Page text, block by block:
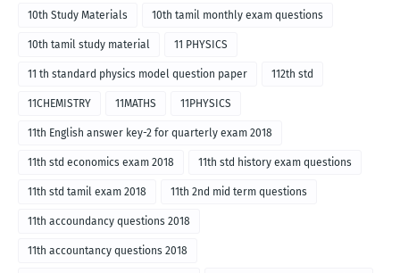
10th Study Materials 10th tamil monthly exam questions
10th tamil study material 11 PHYSICS
11 th standard physics model question paper 112th std
11CHEMISTRY 11MATHS 11PHYSICS
11th English answer key-2 for quarterly exam 2018
11th std economics exam 2018 11th std history exam questions
11th std tamil exam 2018 11th 2nd mid term questions
11th accoundancy questions 2018
11th accountancy questions 2018